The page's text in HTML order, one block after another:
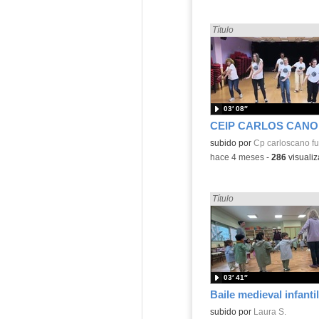
Encontrado «Baile» en:
Título
Contenido educativo.
subido por Cp carloscano
03′ 08″
-hace 4 meses- 286
Baile medieval infantil
Encontrado «Baile» en:
Título
Contenido educativo.
subido por Laura S.
03′ 41″